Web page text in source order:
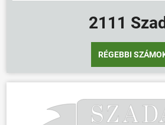
2111
RÉGEBBI